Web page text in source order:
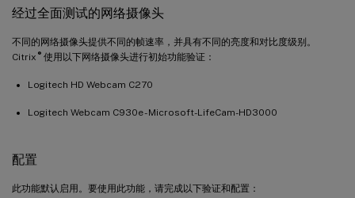
经过全面测试的网络摄像头
不同的网络摄像头提供不同的帧速率，并具有不同的亮度和对比度级别。
Citrix ®使用以下网络摄像头进行初始功能验证：
Logitech HD Webcam C270
Logitech Webcam C930e - Microsoft-LifeCam-HD3000
配置
此功能默认启用。要使用此功能，请完成以下验证和配置：